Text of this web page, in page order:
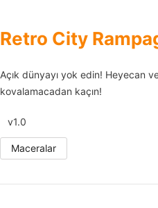
Retro City
Açık dünyayı yok edin! Heyecan
kovalamacadan kaçın!
v1.0
Maceralar